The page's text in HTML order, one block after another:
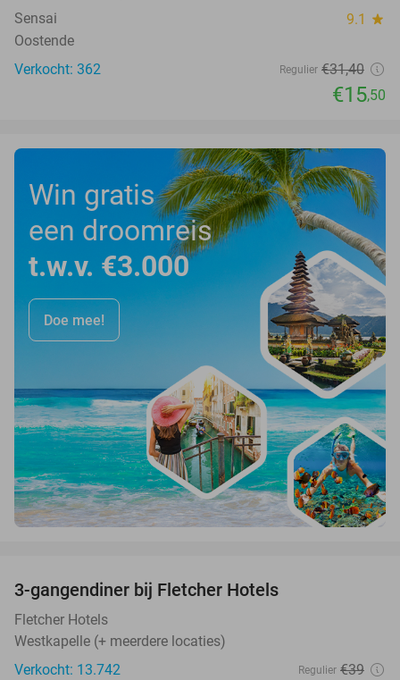
Sensai 9.1 star
Oostende
Verkocht: 362
Regulier €31,40
€15,50
Win gratis
een droomreis
t.w.v. €3.000
Doe mee!
3-gangendiner bij Fletcher Hotels
Fletcher Hotels
Westkapelle (+ meerdere locaties)
Verkocht: 13.742
Regulier €39